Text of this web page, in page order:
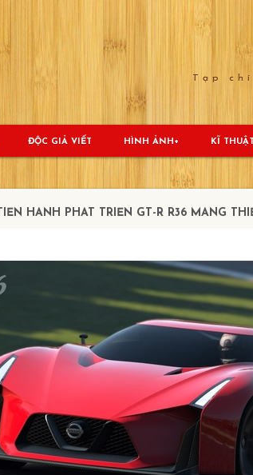
Tạp
ĐỘC GIẢ VIẾT HÌNH ẢNH KĨ THUẬT
HÀNH PHÁT TRIỂN GT-R R36 MANG THIẾT KẾ